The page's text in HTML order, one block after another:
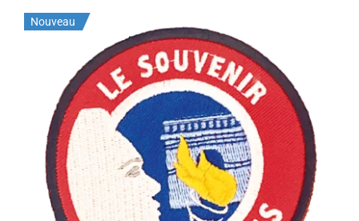
Nouveau
Ecusson du Souvenir Français